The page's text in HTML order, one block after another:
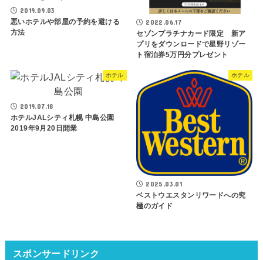
2019.09.03
悪いホテルや部屋の予約を避ける
方法
2022.06.17
セゾンプラチナカード限定 新ア
プリをダウンロードで星野リゾー
ト宿泊券5万円分プレゼント
ホテル
2019.07.18
ホテルJALシティ札幌 中島公園
2019年9月20日開業
ホテル
2025.03.01
ベストウエスタンリワードへの究
極のガイド
スポンサードリンク